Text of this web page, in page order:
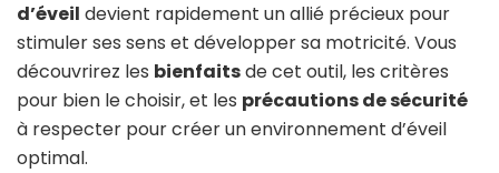
d’éveil devient rapidement un allié précieux pour
stimuler ses sens et développer sa motricité. Vous
découvrirez les bienfaitsde cet outil, les critères
pour bien le choisir, et les précautions de sécurité
à respecter pour créer un environnement d’éveil
optimal.